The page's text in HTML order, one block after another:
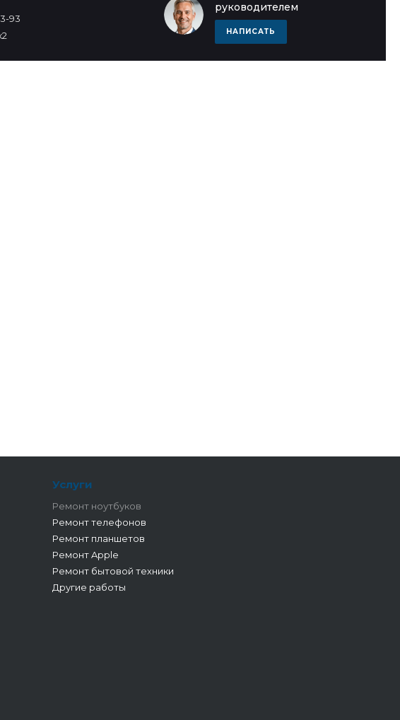
руководителем
НАПИСАТЬ
93
Услуги
Ремонт ноутбуков
Ремонт телефонов
Ремонт планшетов
Ремонт Apple
Ремонт бытовой техники
Другие работы